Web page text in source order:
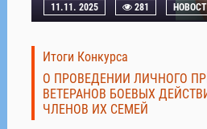
11.11. 2025 281
Итоги Конкурса
О ПРОВЕДЕНИИ ЛИЧНОГО
ВЕТЕРАНОВ БОЕВЫХ
ЧЛЕНОВ ИХ СЕМЕЙ